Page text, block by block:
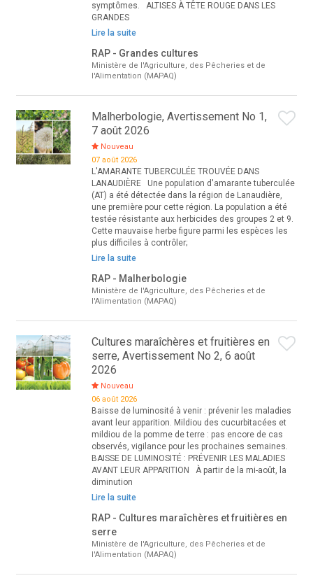
symptômes. ALTISES À TÊTE ROUGE DANS LES
GRANDES
Lire la suite
RAP - Grandes cultures
Ministère de l'Agriculture, des Pêcheries et de
l'Alimentation (MAPAQ)
Malherbologie, Avertissement No 1,
7 août 2026
Nouveau
07 août 2026
L'AMARANTE TUBERCULÉE TROUVÉE DANS
LANAUDIÈRE Une population d'amarante tuberculée
(AT) a été détectée dans la région de Lanaudière,
une première pour cette région. La population a été
testée résistante aux herbicides des groupes 2 et 9.
Cette mauvaise herbe figure parmi les espèces les
plus difficiles à contrôler;
Lire la suite
RAP - Malherbologie
Ministère de l'Agriculture, des Pêcheries et de
l'Alimentation (MAPAQ)
Cultures maraîchères et fruitières en
serre, Avertissement No 2, 6 août
2026
Nouveau
06 août 2026
Baisse de luminosité à venir : prévenir les maladies
avant leur apparition. Mildiou des cucurbitacées et
mildiou de la pomme de terre : pas encore de cas
observés, vigilance pour les prochaines semaines.
BAISSE DE LUMINOSITÉ : PRÉVENIR LES MALADIES
AVANT LEUR APPARITION À partir de la mi-août, la
diminution
Lire la suite
RAP - Cultures maraîchères et fruitières en
serre
Ministère de l'Agriculture, des Pêcheries et de
l'Alimentation (MAPAQ)